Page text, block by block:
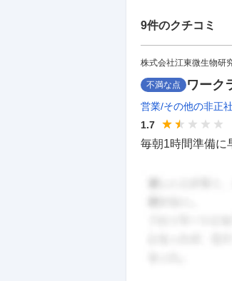
9件のクチコミ
株式会社江東微生物研
不満な点 ワーク
営業 その他の非正
1.7
毎朝1時間準備に